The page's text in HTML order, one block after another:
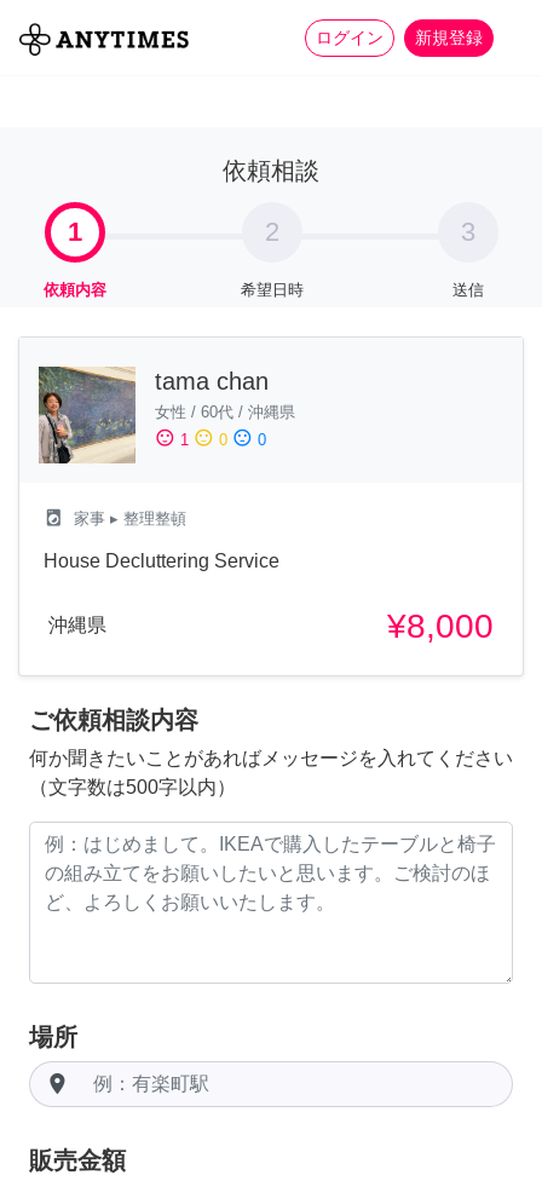
ログイン 新規登録
全て 家事 more_horiz
依頼相談
1
依頼内容
2
希望日時
3
送信
tama chan
女性 / 60代 / 沖縄県
sentiment_satisfied 1 sentiment_neutral 0 sentiment_dissatisfied 0
local_laundry_service 家事 ▸ 整理整頓
House Decluttering Service
沖縄県 ¥8,000
ご依頼相談内容
何か聞きたいことがあればメッセージを入れてください
（文字数は500字以内）
場所
room
販売金額